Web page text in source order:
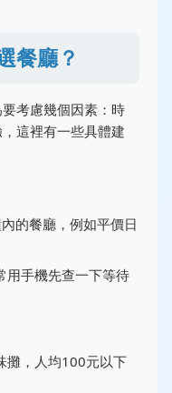
餐廳？
考慮幾個因素：時
這裡有一些具體建
的餐廳，例如平價日
用手機先查一下等待
攤，人均100元以下